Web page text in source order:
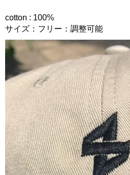
cotton : 100%
サイズ：フリー：調整可能